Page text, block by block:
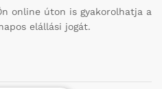
online úton is gyakorolhatja a
elállási jogát.